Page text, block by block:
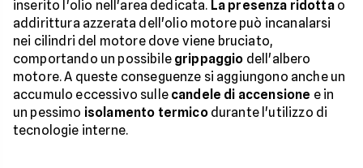
inserito l'olio nell'area dedicata. La presenza ridottao
addirittura azzerata dell'olio motore può incanalarsi
nei cilindri del motore dove viene bruciato,
comportando un possibile grippaggio dell'albero
motore. A queste conseguenze si aggiungono anche un
accumulo eccessivo sulle candele di accensione e in
un pessimo isolamento termicodurante l'utilizzo di
tecnologie interne.